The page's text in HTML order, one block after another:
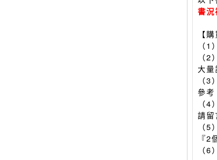
書
【
（
（
大
（
參
（
請
（
『
（